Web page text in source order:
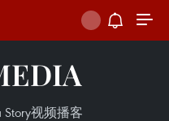
Story视频播客